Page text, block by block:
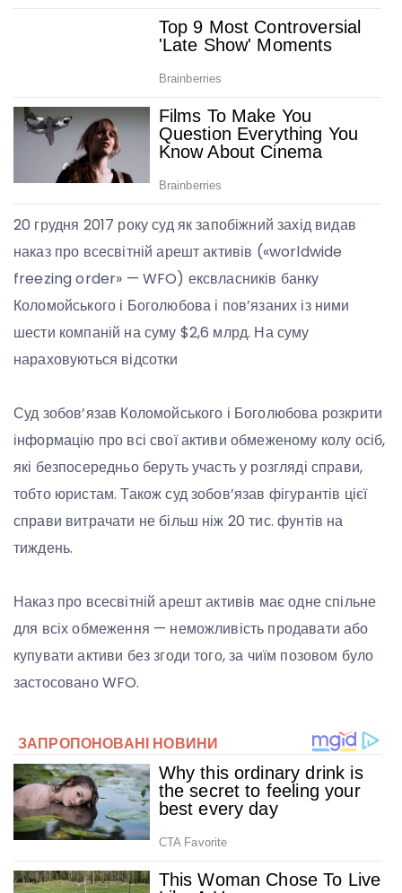
20 грудня 2017 року суд як запобіжний захід видав
наказ про всесвітній арешт активів («worldwide
freezing order» — WFO) ексвласників банку
Коломойського і Боголюбова і пов’язаних із ними
шести компаній на суму $2,6 млрд. На суму
нараховуються відсотки
Суд зобов’язав Коломойського і Боголюбова розкрити
інформацію про всі свої активи обмеженому колу осіб,
які безпосередньо беруть участь у розгляді справи,
тобто юристам. Також суд зобов’язав фігурантів цієї
справи витрачати не більш ніж 20 тис. фунтів на
тиждень.
Наказ про всесвітній арешт активів має одне спільне
для всіх обмеження — неможливість продавати або
купувати активи без згоди того, за чиїм позовом було
застосовано WFO.